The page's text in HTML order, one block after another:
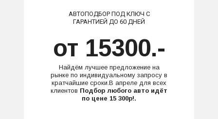
АВТОПОДБОР ПОД КЛЮЧ С
ГАРАНТИЕЙ ДО 60 ДНЕЙ
от 15300.-
Найдём лучшее предложение на
рынке по индивидуальному запросу в
кратчайшие сроки.В апреле для всех
клиентов Подбор любого авто идёт
по цене 15 300р!.